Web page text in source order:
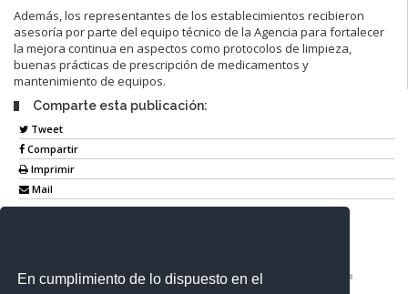
En cumplimiento de lo dispuesto en el
Además, los representantes de los establecimientos recibieron
asesoría por parte del equipo técnico de la Agencia para fortalecer
la mejora continua en aspectos como protocolos de limpieza,
buenas prácticas de prescripción de medicamentos y
mantenimiento de equipos.
Comparte esta publicación:
Tweet
Compartir
Imprimir
Mail